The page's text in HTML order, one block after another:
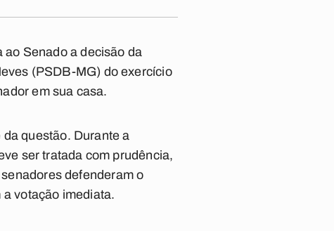
ao Senado a decisão da
(PSDB-MG) do exercício
em sua casa.
questão. Durante a
ser tratada com prudência,
defenderam o
votação imediata.